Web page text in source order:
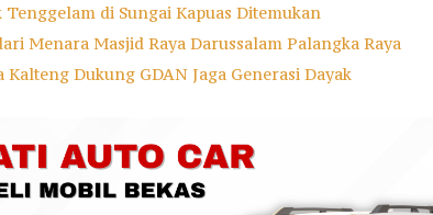
di Sungai Kapuas Ditemukan
Menara Masjid Raya Darussalam Palangka Raya
Dukung GDAN Jaga Generasi Dayak